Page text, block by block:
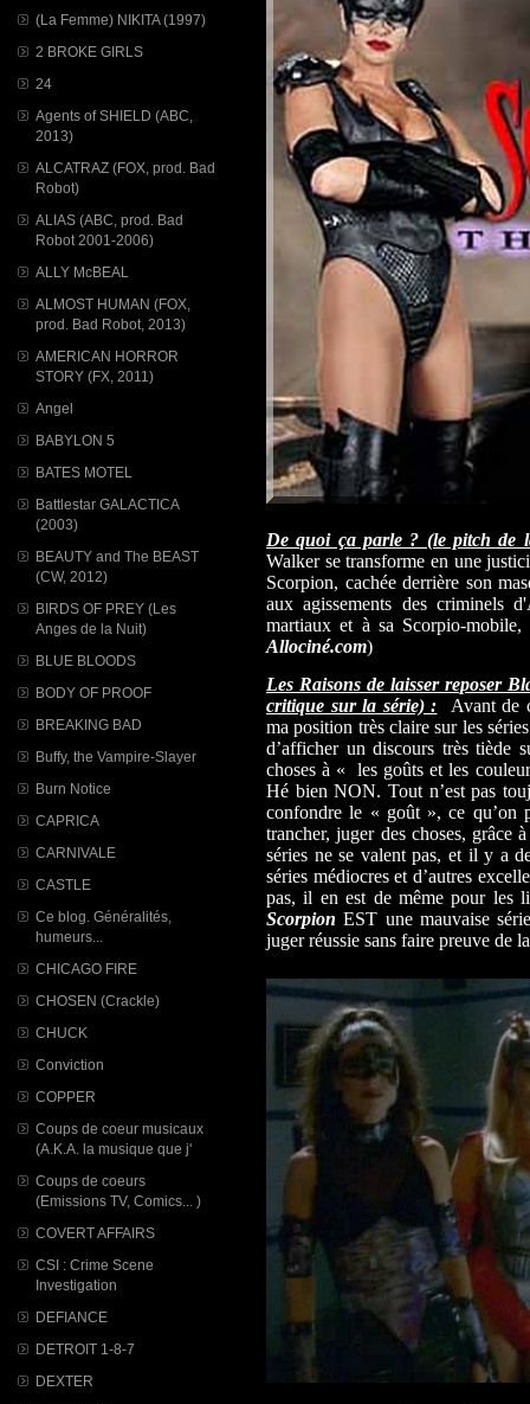
(La Femme) NIKITA (1997)
2 BROKE GIRLS
24
Agents of SHIELD (ABC,
2013)
ALCATRAZ (FOX, prod. Bad
Robot)
ALIAS (ABC, prod. Bad
Robot 2001-2006)
ALLY McBEAL
ALMOST HUMAN (FOX,
prod. Bad Robot, 2013)
AMERICAN HORROR
STORY (FX, 2011)
Angel
BABYLON 5
BATES MOTEL
Battlestar GALACTICA
(2003)
BEAUTY and The BEAST
(CW, 2012)
BIRDS OF PREY (Les
Anges de la Nuit)
BLUE BLOODS
BODY OF PROOF
BREAKING BAD
Buffy, the Vampire-Slayer
Burn Notice
CAPRICA
CARNIVALE
CASTLE
Ce blog. Généralités,
humeurs...
CHICAGO FIRE
CHOSEN (Crackle)
CHUCK
Conviction
COPPER
Coups de coeur musicaux
(A.K.A. la musique que j'
Coups de coeurs
(Emissions TV, Comics... )
COVERT AFFAIRS
CSI : Crime Scene
Investigation
DEFIANCE
DETROIT 1-8-7
DEXTER
De quoi ça parle ? (le pitch de
Walker se transforme en une
Scorpion, cachée derrière son
aux agissements des criminels
martiaux et à sa Scorpio-
Allociné.com)
Les Raisons de laisser reposer
critique sur la série) : Avant de
ma position très claire sur les
d’afficher un discours très tiède
choses à « les goûts et les
Hé bien NON. Tout n’est pas
confondre le « goût », ce qu’on
trancher, juger des choses, grâce
séries ne se valent pas, et il y a
séries médiocres et d’autres
pas, il en est de même pour les
Scorpion EST une mauvaise
juger réussie sans faire preuve de